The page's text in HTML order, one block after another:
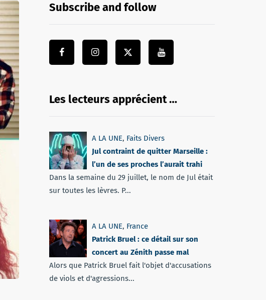
Subscribe and follow
Les lecteurs apprécient …
A LA UNE, Faits Divers
Jul contraint de quitter Marseille :
l’un de ses proches l’aurait trahi
Dans la semaine du 29 juillet, le nom de Jul était
sur toutes les lèvres. P...
A LA UNE, France
Patrick Bruel : ce détail sur son
concert au Zénith passe mal
Alors que Patrick Bruel fait l'objet d'accusations
de viols et d'agressions...